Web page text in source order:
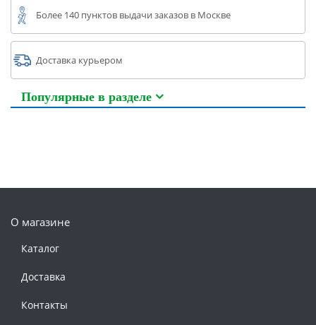
Более 140 пунктов выдачи заказов в Москве
Доставка курьером
Популярные в разделе
О магазине
Каталог
Доставка
Контакты